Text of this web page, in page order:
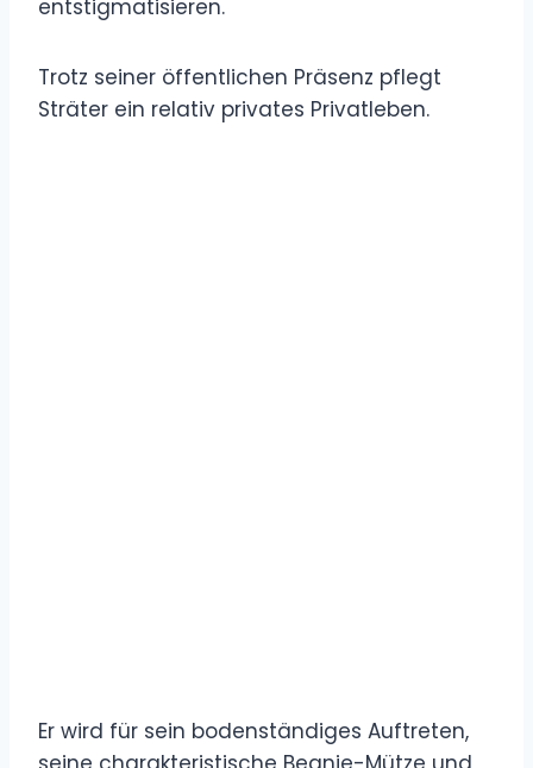
entstigmatisieren.
Trotz seiner öffentlichen Präsenz pflegt
Sträter ein relativ privates Privatleben.
Er wird für sein bodenständiges Auftreten,